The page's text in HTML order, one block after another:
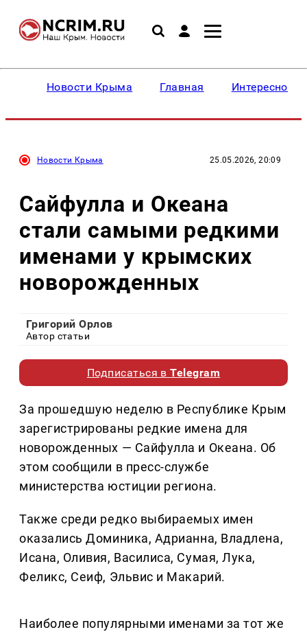
Новости Крыма Главная Интересное
Новости Крыма 25.05.2026, 20:09
Сайфулла и Океана
стали самыми редкими
именами у крымских
новорожденных
Григорий Орлов
Автор статьи
Подписаться вTelegram
За прошедшую неделю в Республике Крым
зарегистрированы редкие имена для
новорожденных — Сайфулла и Океана. Об
этом сообщили в пресс-службе
министерства юстиции региона.
Также среди редко выбираемых имен
оказались Доминика, Адрианна, Владлена,
Исана, Оливия, Василиса, Сумая, Лука,
Феликс, Сеиф, Эльвис и Макарий.
Наиболее популярными именами за тот же